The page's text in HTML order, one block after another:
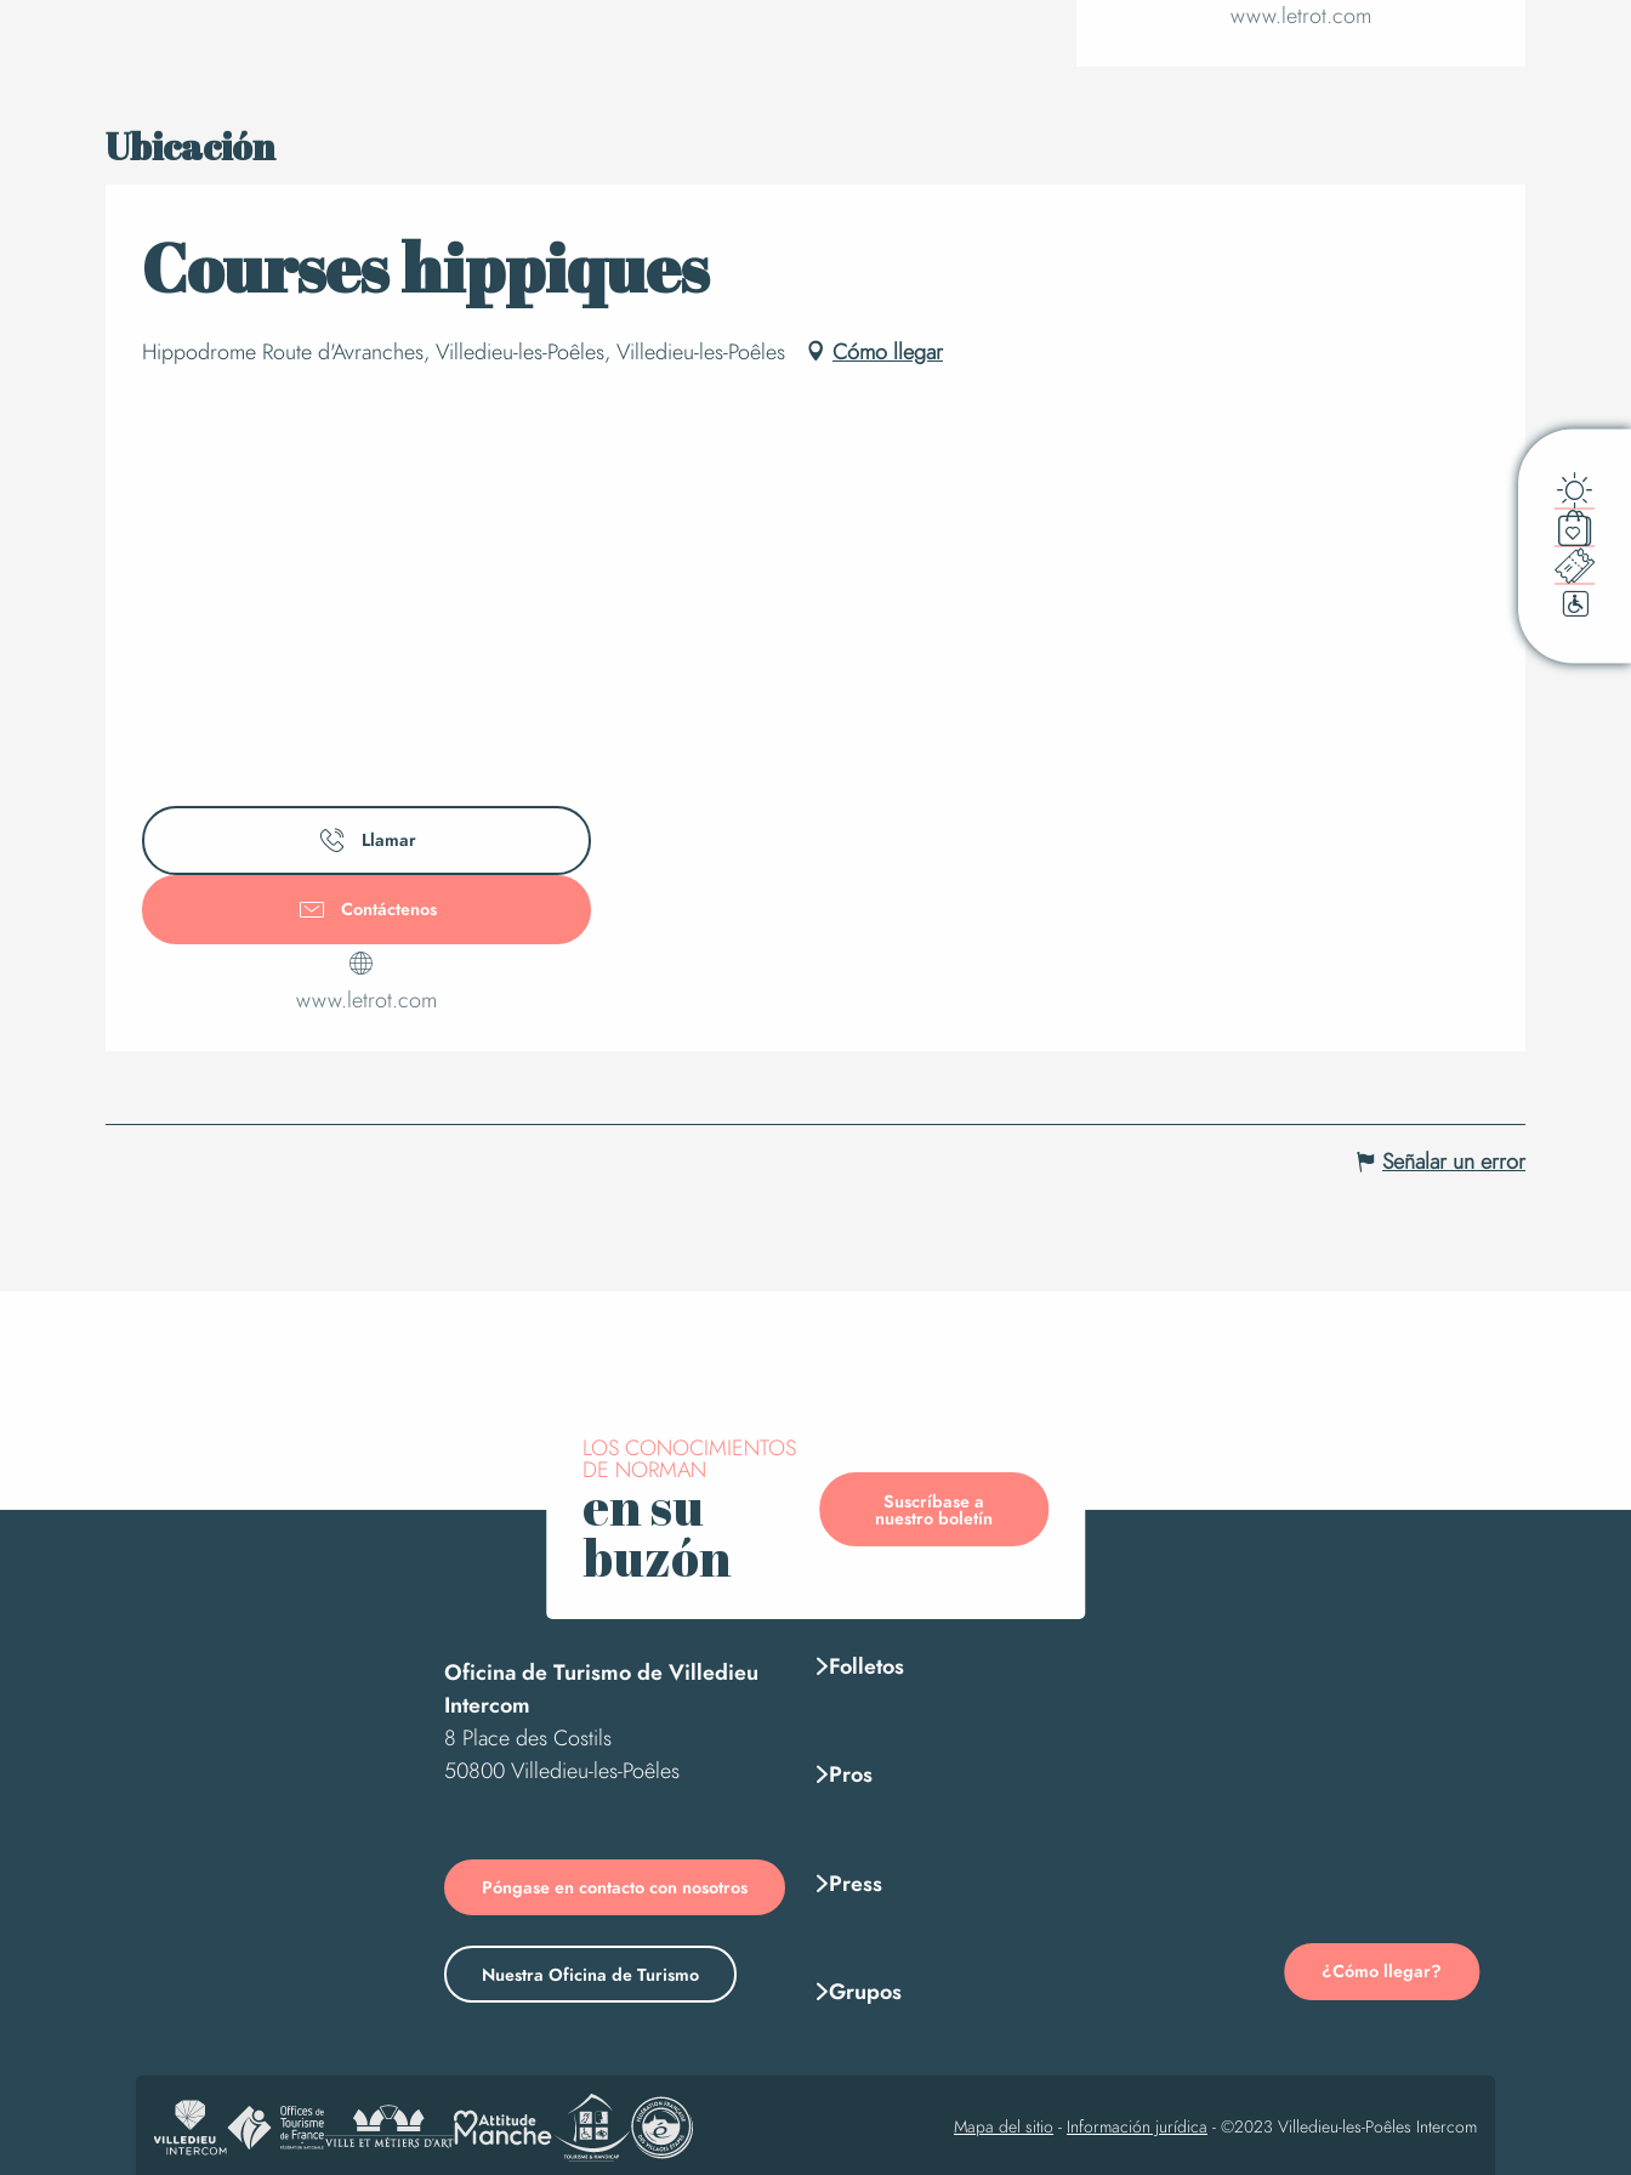
www.letrot.com
Ubicación
Courses hippiques
Hippodrome Route d'Avranches, Villedieu-les-Poêles, Villedieu-les-Poêles Cómo llegar
Llamar
Contáctenos
www.letrot.com
Señalar un error
LOS CONOCIMIENTOS
DE NORMAN
en su
buzón
Suscríbase a
nuestro boletín
Oficina de Turismo de Villedieu
Intercom
8 Place des Costils
50800 Villedieu-les-Poêles
Póngase en contacto con nosotros
Nuestra Oficina de Turismo
Folletos
Pros
Press
Grupos
¿Cómo llegar?
Mapa del sitio - Información jurídica - ©2023 Villedieu-les-Poêles Intercom